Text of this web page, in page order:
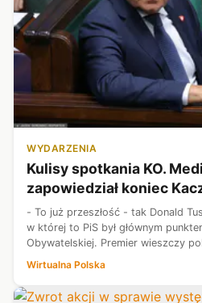
WYDARZENIA
Kulisy spotkania KO.
zapowiedział koniec
- To już przeszłość - tak Donald
w której to PiS był głównym
Obywatelskiej. Premier wieszczy
prawicy i szykuje partię na
Wirtualna Polska